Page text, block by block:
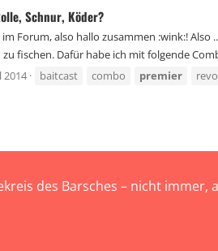
Schnur, Köder?
Forum, also hallo zusammen :wink:!
zu fischen. Dafür habe ich mit folgende
2014 baitcast combo premier revo
des Barsches – nicht